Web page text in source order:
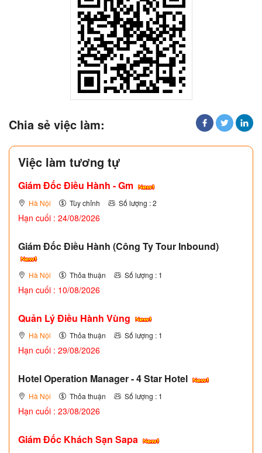
Chia sẻ việc làm:
Việc làm tương tự
Giám Đốc Điều Hành - Gm
Hà Nội Tùy chỉnh Số lượng : 2
Hạn cuối : 24/08/2026
Giám Đốc Điều Hành (Công Ty Tour Inbound)
Hà Nội Thỏa thuận Số lượng : 1
Hạn cuối : 10/08/2026
Quản Lý Điều Hành Vùng
Hà Nội Thỏa thuận Số lượng : 1
Hạn cuối : 29/08/2026
Hotel Operation Manager - 4 Star Hotel
Hà Nội Thỏa thuận Số lượng : 1
Hạn cuối : 23/08/2026
Giám Đốc Khách Sạn Sapa